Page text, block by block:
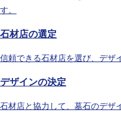
す。
石材店の選定
信頼できる石材店を選び、デザ
デザインの決定
石材店と協力して、墓石のデザ